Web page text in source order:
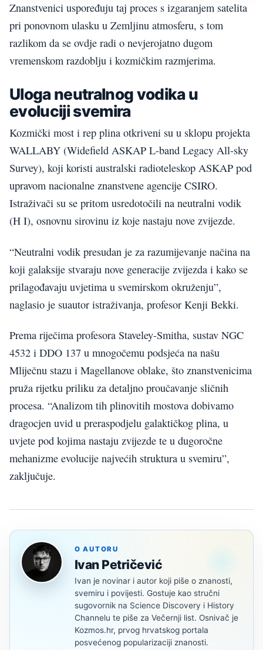
Znanstvenici uspoređuju taj proces s izgaranjem satelita
pri ponovnom ulasku u Zemljinu atmosferu, s tom
razlikom da se ovdje radi o nevjerojatno dugom
vremenskom razdoblju i kozmičkim razmjerima.
Uloga neutralnog vodika u
evoluciji svemira
Kozmički most i rep plina otkriveni su u sklopu projekta
WALLABY (Widefield ASKAP L-band Legacy All-sky
Survey), koji koristi australski radioteleskop ASKAP pod
upravom nacionalne znanstvene agencije CSIRO.
Istraživači su se pritom usredotočili na neutralni vodik
(H I), osnovnu sirovinu iz koje nastaju nove zvijezde.
“Neutralni vodik presudan je za razumijevanje načina na
koji galaksije stvaraju nove generacije zvijezda i kako se
prilagođavaju uvjetima u svemirskom okruženju”,
naglasio je suautor istraživanja, profesor Kenji Bekki.
Prema riječima profesora Staveley-Smitha, sustav NGC
4532 i DDO 137 u mnogočemu podsjeća na našu
Mliječnu stazu i Magellanove oblake, što znanstvenicima
pruža rijetku priliku za detaljno proučavanje sličnih
procesa. “Analizom tih plinovitih mostova dobivamo
dragocjen uvid u preraspodjelu galaktičkog plina, u
uvjete pod kojima nastaju zvijezde te u dugoročne
mehanizme evolucije najvećih struktura u svemiru”,
zaključuje.
O AUTORU
Ivan Petričević
Ivan je novinar i autor koji piše o znanosti,
svemiru i povijesti. Gostuje kao stručni
sugovornik na Science Discovery i History
Channelu te piše za Večernji list. Osnivač je
Kozmos.hr, prvog hrvatskog portala
posvećenog popularizaciji znanosti.